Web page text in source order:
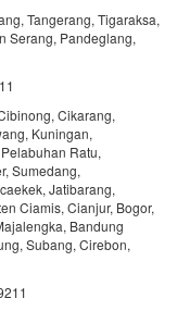
Tangerang, Tigaraksa,
Serang, Pandeglang,
Cikarang,
Kuningan,
Ratu,
Sumedang,
Jatibarang,
Ciamis, Cianjur, Bogor,
Bandung
Subang, Cirebon,